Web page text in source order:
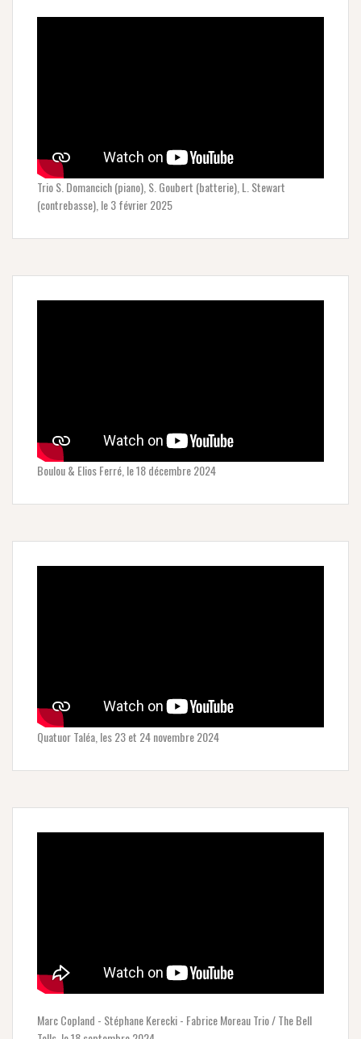
Trio S. Domancich (piano), S. Goubert (batterie), L. Stewart
(contrebasse), le 3 février 2025
Boulou & Elios Ferré, le 18 décembre 2024
Quatuor Taléa, les 23 et 24 novembre 2024
Marc Copland - Stéphane Kerecki - Fabrice Moreau Trio / The Bell